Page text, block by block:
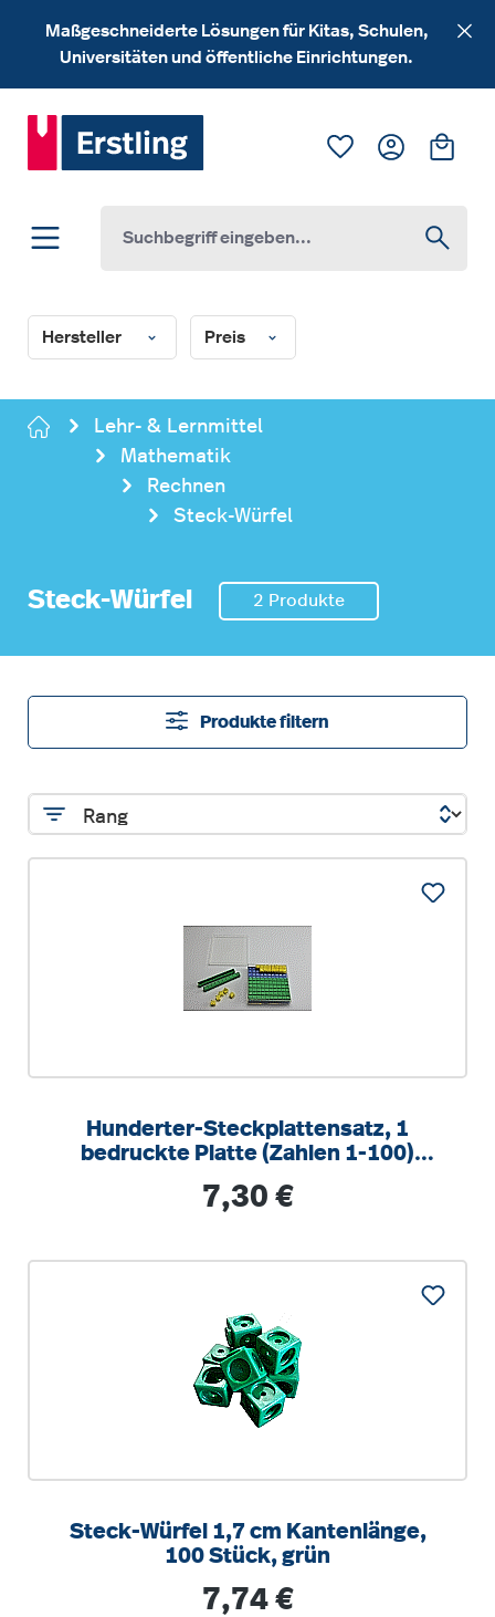
Zum Hauptinhalt springen
Maßgeschneiderte Lösungen für Kitas, Schulen,
Universitäten und öffentliche Einrichtungen.
Du hast 0
Hersteller Preis
Lehr- & Lernmittel
Mathematik
Rechnen
Steck-Würfel
Steck-Würfel 2 Produkte
Produkte filtern
Hunderter-Steckplattensatz, 1
bedruckte Platte (Zahlen 1-100)
Regulärer Preis:
7,30 €
Steck-Würfel 1,7 cm Kantenlänge,
100 Stück, grün
Regulärer Preis:
7,74 €